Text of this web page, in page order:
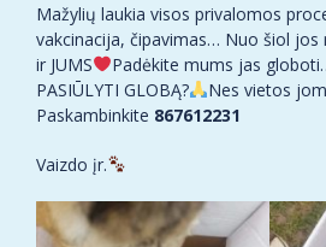
Mažylių laukia visos privalomos
vakcinacija, čipavimas… Nuo šiol jos
ir JUMS
Padėkite mums jas
PASIŪLYTI GLOBĄ?
Nes vietos
Paskambinkite 867612231
Vaizdo įr.